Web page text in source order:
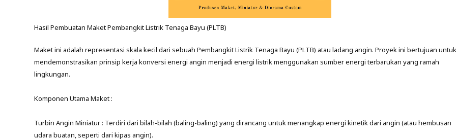
Hasil Pembuatan Maket Pembangkit Listrik Tenaga Bayu (PLTB)
Maket ini adalah representasi skala kecil dari sebuah Pembangkit Listrik Tenaga Bayu (PLTB) atau ladang angin. Proyek ini bertujuan
mendemonstrasikan prinsip kerja konversi energi angin menjadi energi listrik menggunakan sumber energi terbarukan yang ramah
lingkungan.
Komponen Utama Maket :
Turbin Angin Miniatur : Terdiri dari bilah-bilah (baling-baling) yang dirancang untuk menangkap energi kinetik dari angin (atau hembusan
udara buatan, seperti dari kipas angin).